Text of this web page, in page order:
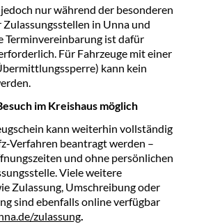
nur während der besonderen
in Unna und
Terminvereinbarung ist dafür
Für Fahrzeuge mit einer
kann kein
im Kreishaus möglich
kann weiterhin vollständig
beantragt werden –
und ohne persönlichen
Viele weitere
Zulassung, Umschreibung oder
sind ebenfalls online verfügbar
zulassung.